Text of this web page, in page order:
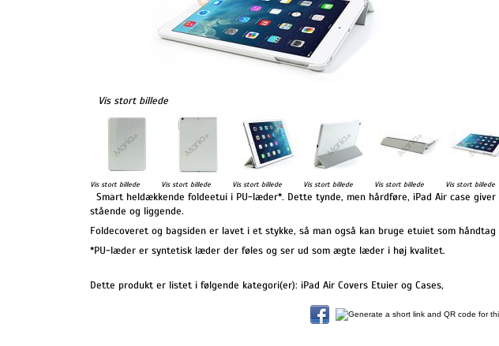
Vis stort billede
Vis stort billede Vis stort billede Vis stort billede Vis stort billede Vis stort billede Vis stort billede
Smart heldækkende foldeetui i PU-læder*. Dette tynde, men hårdføre, iPad Air case
stående og liggende.
Foldecoveret og bagsiden er lavet i et stykke, så man også kan bruge etuiet som
*PU-læder er syntetisk læder der føles og ser ud som ægte læder i høj kvalitet.
Dette produkt er listet i følgende kategori(er): iPad Air Covers Etuier og Cases,